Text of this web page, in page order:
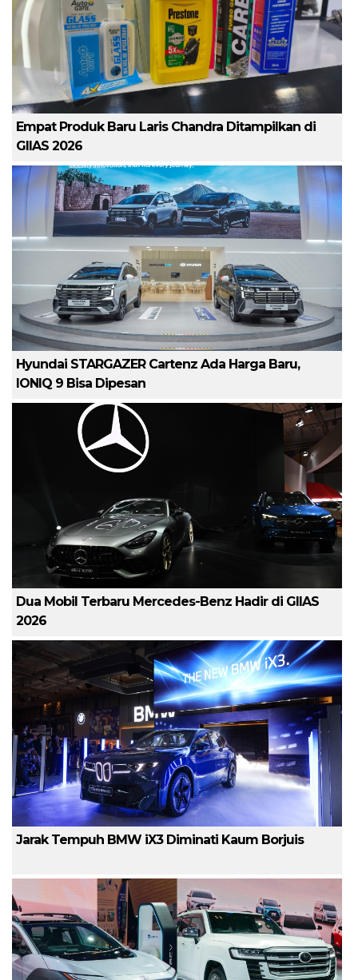
Empat Produk Baru Laris Chandra Ditampilkan di
GIIAS 2026
Hyundai STARGAZER Cartenz Ada Harga Baru,
IONIQ 9 Bisa Dipesan
Dua Mobil Terbaru Mercedes-Benz Hadir di GIIAS
2026
Jarak Tempuh BMW iX3 Diminati Kaum Borjuis